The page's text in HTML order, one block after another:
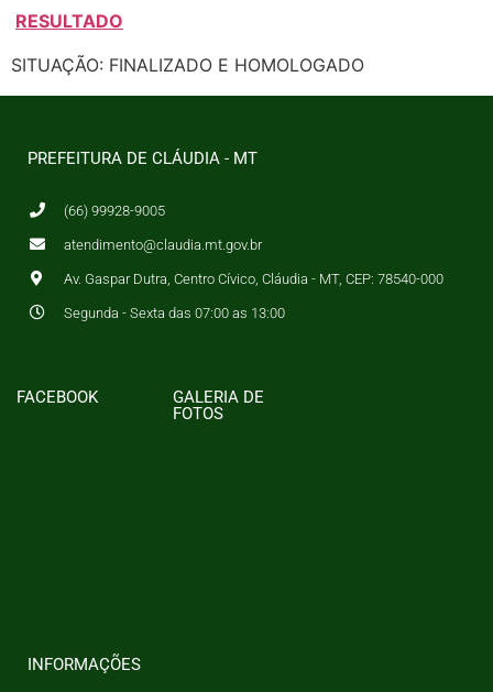
RESULTADO
SITUAÇÃO: FINALIZADO E HOMOLOGADO
PREFEITURA DE CLÁUDIA - MT
(66) 99928-9005
atendimento@claudia.mt.gov.br
Av. Gaspar Dutra, Centro Cívico, Cláudia - MT, CEP: 78540-000
Segunda - Sexta das 07:00 as 13:00
FACEBOOK
GALERIA DE
FOTOS
INFORMAÇÕES